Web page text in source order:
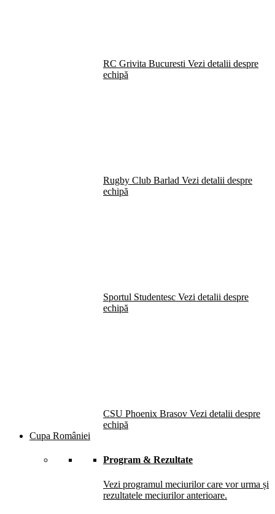
RC Grivita Bucuresti Vezi detalii despre
echipă
Rugby Club Barlad Vezi detalii despre
echipă
Sportul Studentesc Vezi detalii despre
echipă
CSU Phoenix Brasov Vezi detalii despre
echipă
Cupa României
Program & Rezultate
Vezi programul meciurilor care vor urma și
rezultatele meciurilor anterioare.